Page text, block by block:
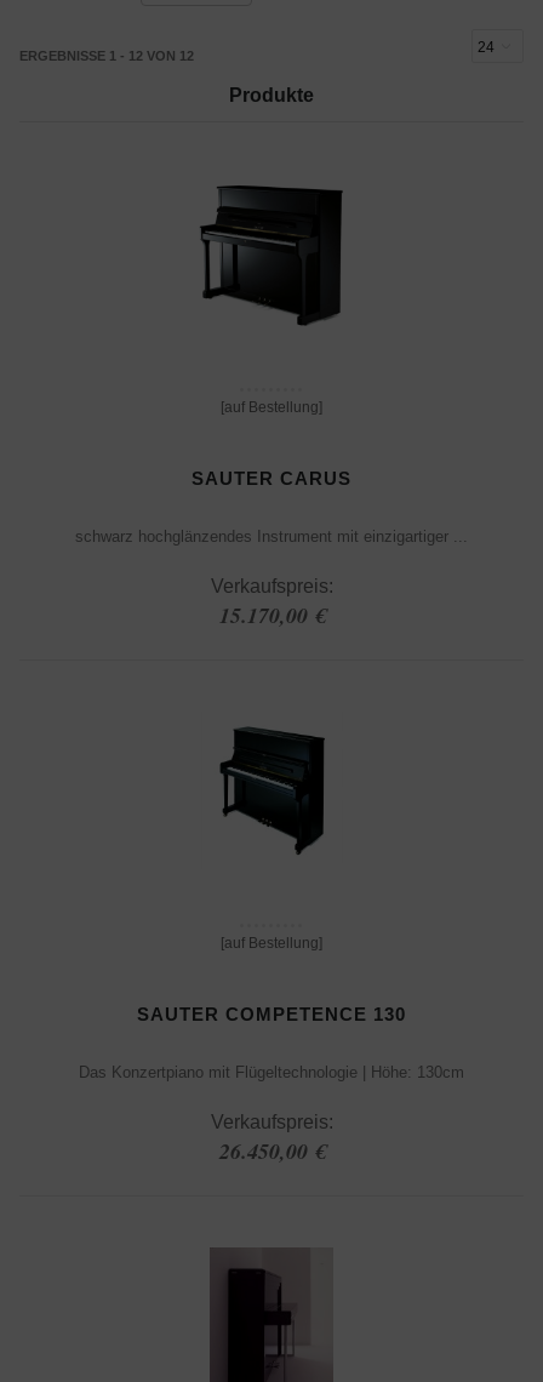
ERGEBNISSE 1 - 12 VON 12
Produkte
[auf Bestellung]
SAUTER CARUS
schwarz hochglänzendes Instrument mit einzigartiger ...
Verkaufspreis:
15.170,00 €
[auf Bestellung]
SAUTER COMPETENCE 130
Das Konzertpiano mit Flügeltechnologie | Höhe: 130cm
Verkaufspreis:
26.450,00 €